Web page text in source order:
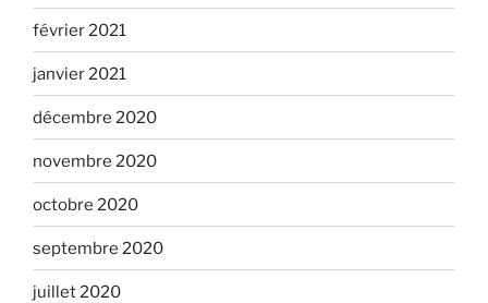
février 2021
janvier 2021
décembre 2020
novembre 2020
octobre 2020
septembre 2020
juillet 2020